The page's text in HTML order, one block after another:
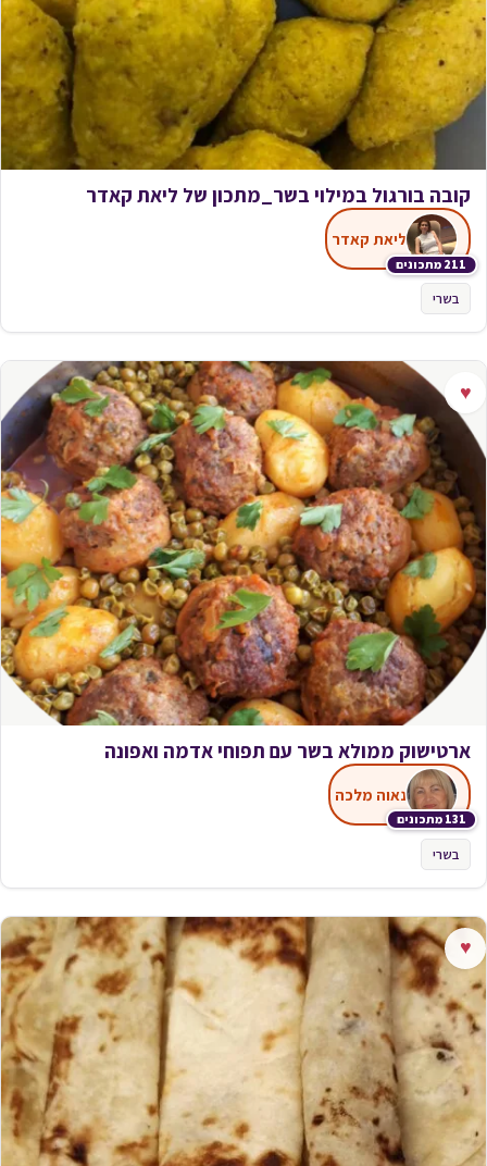
קובה בורגול במילוי בשר_מתכון של ליאת קאדר
211 מתכונים
ליאת קאדר
בשרי
♥
ארטישוק ממולא בשר עם תפוחי אדמה ואפונה
131 מתכונים
נאוה מלכה
בשרי
♥